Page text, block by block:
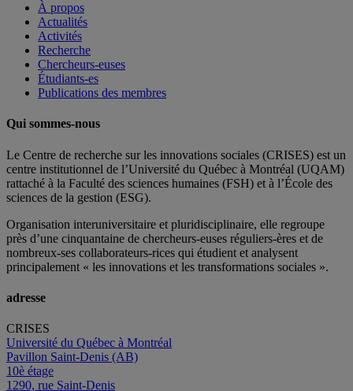
À propos
Actualités
Activités
Recherche
Chercheurs-euses
Étudiants-es
Publications des membres
Qui sommes-nous
Le Centre de recherche sur les innovations sociales (CRISES) est un
centre institutionnel de l’Université du Québec à Montréal (UQAM)
rattaché à la Faculté des sciences humaines (FSH) et à l’École des
sciences de la gestion (ESG).
Organisation interuniversitaire et pluridisciplinaire, elle regroupe
près d’une cinquantaine de chercheurs-euses réguliers-ères et de
nombreux-ses collaborateurs-rices qui étudient et analysent
principalement « les innovations et les transformations sociales ».
adresse
CRISES
Université du Québec à Montréal
Pavillon Saint-Denis (AB)
10è étage
1290, rue Saint-Denis